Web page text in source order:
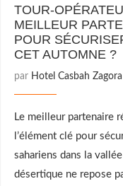
TOUR-
MEILLEUR
POUR
CET AUTOMNE ?
par Hotel Casbah Zagora
Le meilleur partenaire
l’élément clé pour
sahariens dans la
désertique ne repose